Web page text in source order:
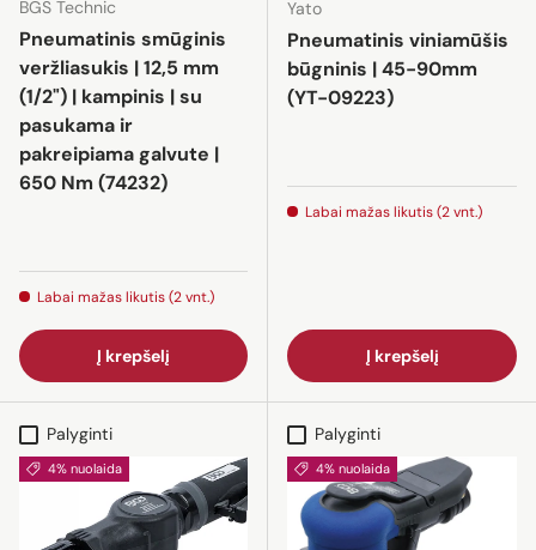
BGS Technic
Pneumatinis smūginis
veržliasukis | 12,5 mm
(1/2") | kampinis | su
pasukama ir
pakreipiama galvute |
650 Nm (74232)
Labai mažas likutis (2 vnt.)
Į krepšelį
Yato
Pneumatinis viniamūšis
būgninis | 45-90mm
(YT-09223)
Labai mažas likutis (2 vnt.)
Į krepšelį
Palyginti
4% nuolaida
Palyginti
4% nuolaida